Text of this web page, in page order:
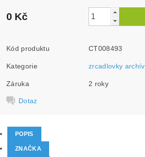
0 Kč
Kód produktu CT008493
Kategorie zrcadlovky archív
Záruka 2 roky
Dotaz
POPIS
ZNAČKA